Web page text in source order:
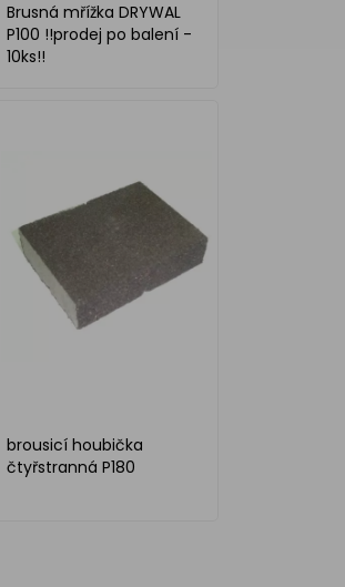
Brusná mřížka DRYWAL
P100 !!prodej po balení -
10ks!!
brousicí houbička
čtyřstranná P180